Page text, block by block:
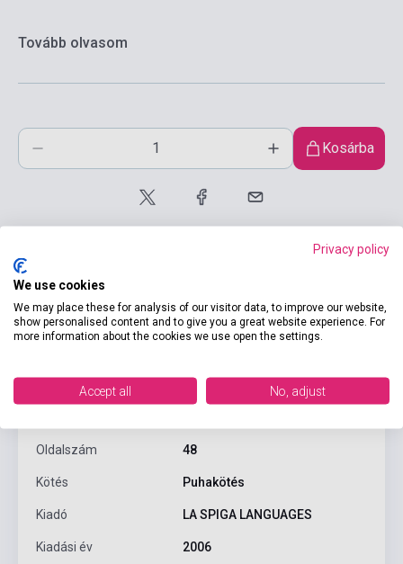
Tovább olvasom
Kosárba
Termékjellemzők
9788849304817
Oldalszám 48
Kötés Puhakötés
Kiadó LA SPIGA LANGUAGES
Kiadási év 2006
Privacy policy
We use cookies
We may place these for analysis of our visitor data, to improve our website,
show personalised content and to give you a great website experience. For
more information about the cookies we use open the settings.
Accept all No, adjust